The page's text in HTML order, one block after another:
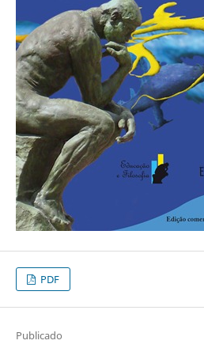
PDF
Publicado